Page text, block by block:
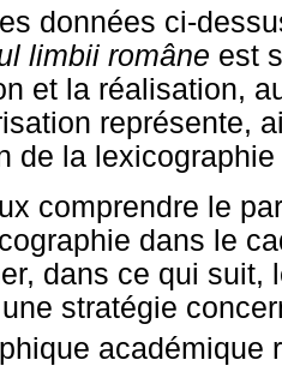
données ci-
limbii române est
et la réalisation,
représente,
de la
comprendre le
dans le
dans ce qui suit,
stratégie
académique